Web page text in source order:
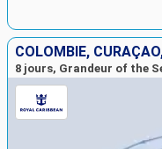
COLOMBIE,
8 jours, Grandeur of the